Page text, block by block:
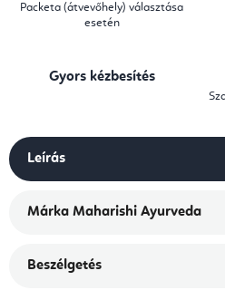
Packeta (átvevőhely) választása
esetén
Gyors kézbesítés
Leírás
Márka Maharishi Ayurveda
Beszélgetés